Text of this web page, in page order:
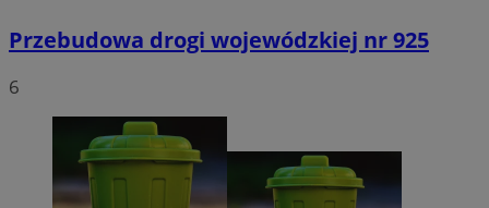
Przebudowa drogi wojewódzkiej nr 925
6